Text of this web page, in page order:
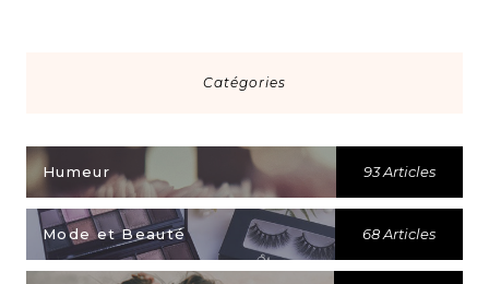
Catégories
Humeur 93 Articles
Mode et Beauté 68 Articles